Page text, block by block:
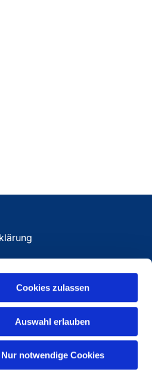
Cookies zulassen
Auswahl erlauben
Nur notwendige Cookies